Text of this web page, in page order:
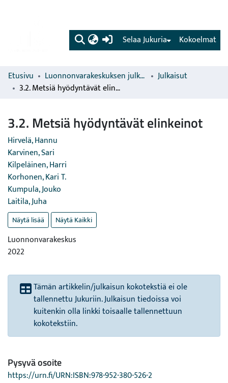
(current) Kokoelmat
Selaa Jukuria
Etusivu Luonnonvarakeskuksen julkaisut
Julkaisut
3.2. Metsiä hyödyntävät elinkeinot
3.2. Metsiä hyödyntävät elinkeinot
Hirvelä, Hannu
Karvinen, Sari
Kilpeläinen, Harri
Korhonen, Kari T.
Kumpula, Jouko
Laitila, Juha
Näytä lisää Näytä Kaikki
Luonnonvarakeskus
2022
Tämän artikkelin/julkaisun kokotekstiä ei ole
tallennettu Jukuriin. Julkaisun tiedoissa voi
kuitenkin olla linkki toisaalle tallennettuun
kokotekstiin.
Pysyvä osoite
https://urn.fi/URN:ISBN:978-952-380-526-2